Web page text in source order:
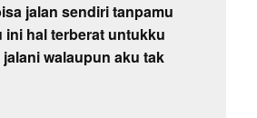
jalan sendiri tanpamu
ini hal terberat untukku
walaupun aku tak